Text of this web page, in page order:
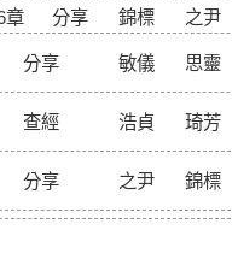
章 分享 錦標 之尹
分享 敏儀 思靈
查經 浩貞 琦芳
分享 之尹 錦標